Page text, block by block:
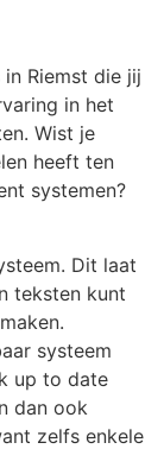
Riemst die jij
in het
Wist je
heeft ten
systemen?
Dit laat
teksten kunt
systeem
up to date
dan ook
zelfs enkele